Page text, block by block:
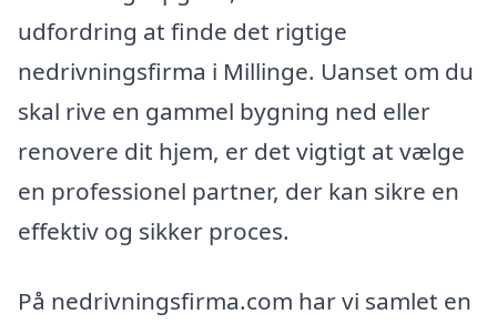
udfordring at finde det rigtige
nedrivningsfirma i Millinge. Uanset om du
skal rive en gammel bygning ned eller
renovere dit hjem, er det vigtigt at vælge
en professionel partner, der kan sikre en
effektiv og sikker proces.
På nedrivningsfirma.com har vi samlet en